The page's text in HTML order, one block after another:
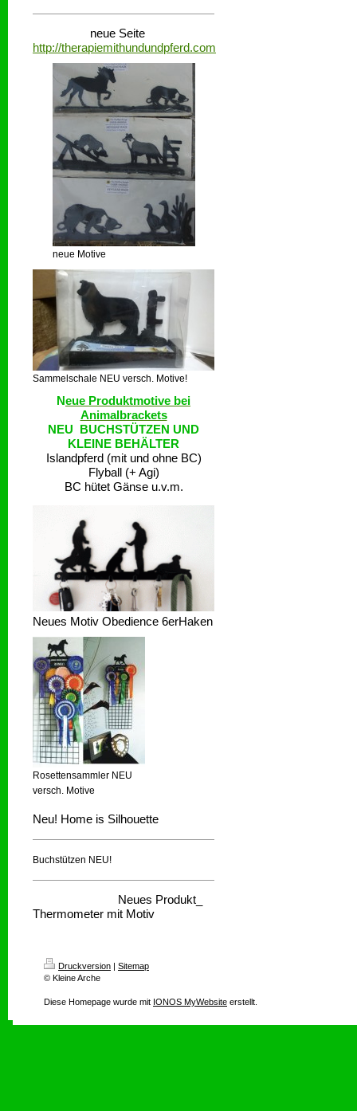
neue Seite
http://therapiemithundundpferd.com
neue Motive
Sammelschale NEU versch. Motive!
Neue Produktmotive bei
Animalbrackets
NEU BUCHSTÜTZEN UND
KLEINE BEHÄLTER
Islandpferd (mit und ohne BC)
Flyball (+ Agi)
BC hütet Gänse u.v.m.
Neues Motiv Obedience 6erHaken
Rosettensammler NEU
versch. Motive
Neu! Home is Silhouette
Buchstützen NEU!
Neues Produkt_
Thermometer mit Motiv
Druckversion
Sitemap
© Kleine Arche
Diese Homepage wurde mit IONOS MyWebsite erstellt.